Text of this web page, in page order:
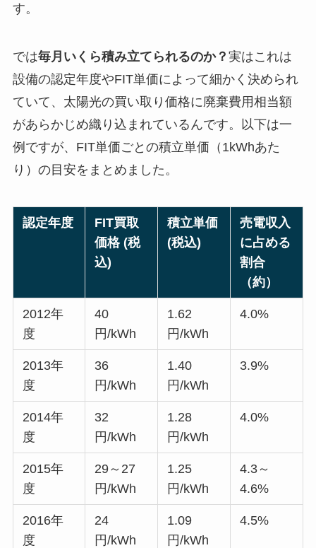
す。
では毎月いくら積み立てられるのか？ 実はこれは
設備の認定年度やFIT単価によって細かく決められ
ていて、太陽光の買い取り価格に廃棄費用相当額
があらかじめ織り込まれているんです。以下は一
例ですが、FIT単価ごとの積立単価（1kWhあた
り）の目安をまとめました。
認定年度
FIT買取
価格 (税
込)
積立単価
(税込)
売電収入
に占める
割合
（約）
2012年
度
40
円/kWh
1.62
円/kWh
4.0%
2013年
度
36
円/kWh
1.40
円/kWh
3.9%
2014年
度
32
円/kWh
1.28
円/kWh
4.0%
2015年
度
29～27
円/kWh
1.25
円/kWh
4.3～
4.6%
2016年
度
24
円/kWh
1.09
円/kWh
4.5%